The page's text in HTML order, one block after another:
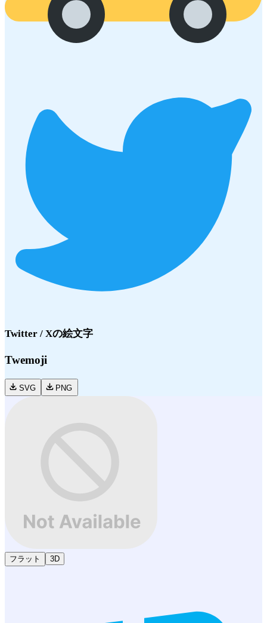
Twitter / Xの絵文字
Twemoji
SVG PNG
フラット 3D